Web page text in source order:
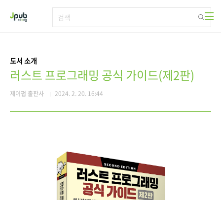
도서 소개
러스트 프로그래밍 공식 가이드(제2판)
제이펍 출판사 2024. 2. 20. 16:44